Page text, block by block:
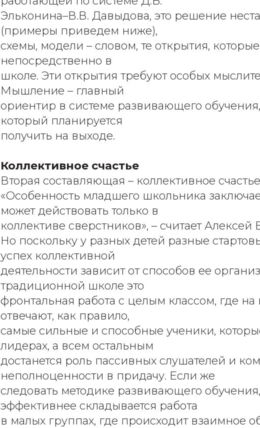
Эльконина–В.В. Давыдова, это решение
(примеры приведем ниже),
схемы, модели – словом, те открытия,
непосредственно в
школе. Эти открытия требуют особых
Мышление – главный
ориентир в системе развивающего обучения,
который планируется
получить на выходе.
Коллективное счастье
Вторая составляющая – коллективное
«Особенность младшего школьника
может действовать только в
коллективе сверстников», – считает
Но поскольку у разных детей разные
успех коллективной
деятельности зависит от способов ее
традиционной школе это
фронтальная работа с целым классом, где на
отвечают, как правило,
самые сильные и способные ученики,
лидерах, а всем остальным
достанется роль пассивных слушателей и
неполноценности в придачу. Если же
следовать методике развивающего обучения,
эффективнее складывается работа
в малых группах, где происходит взаимное